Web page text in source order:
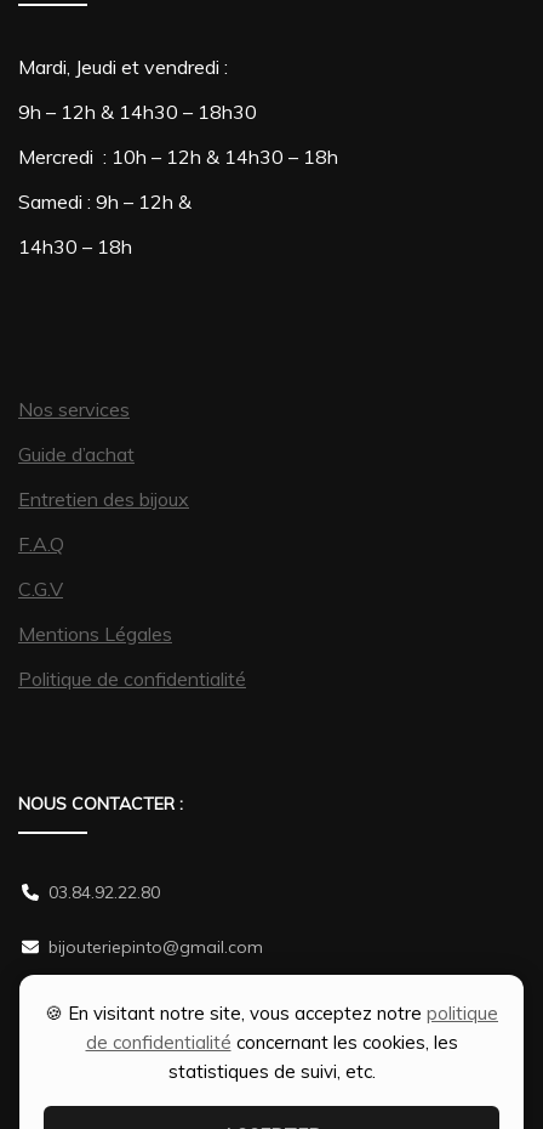
🍪 En visitant notre site, vous acceptez notre politique
de confidentialité concernant les cookies, les
statistiques de suivi, etc.
Mardi, Jeudi et vendredi :
9h – 12h & 14h30 – 18h30
Mercredi : 10h – 12h & 14h30 – 18h
Samedi : 9h – 12h &
14h30 – 18h
Nos services
Guide d’achat
Entretien des bijoux
F.A.Q
C.G.V
Mentions Légales
Politique de confidentialité
NOUS CONTACTER :
03.84.92.22.80
bijouteriepinto@gmail.com
38 rue Gambetta 70500 JUSSEY